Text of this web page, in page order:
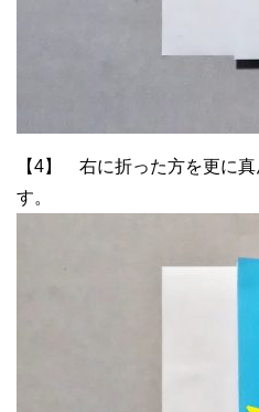
【4】 右に折った方を更に
す。